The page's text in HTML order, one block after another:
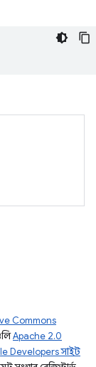
Commons
Apache 2.0
Developers সাইট